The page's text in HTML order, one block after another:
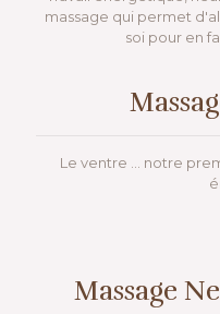
massage qui permet
soi pour en
Le ventre ... notre
Massage